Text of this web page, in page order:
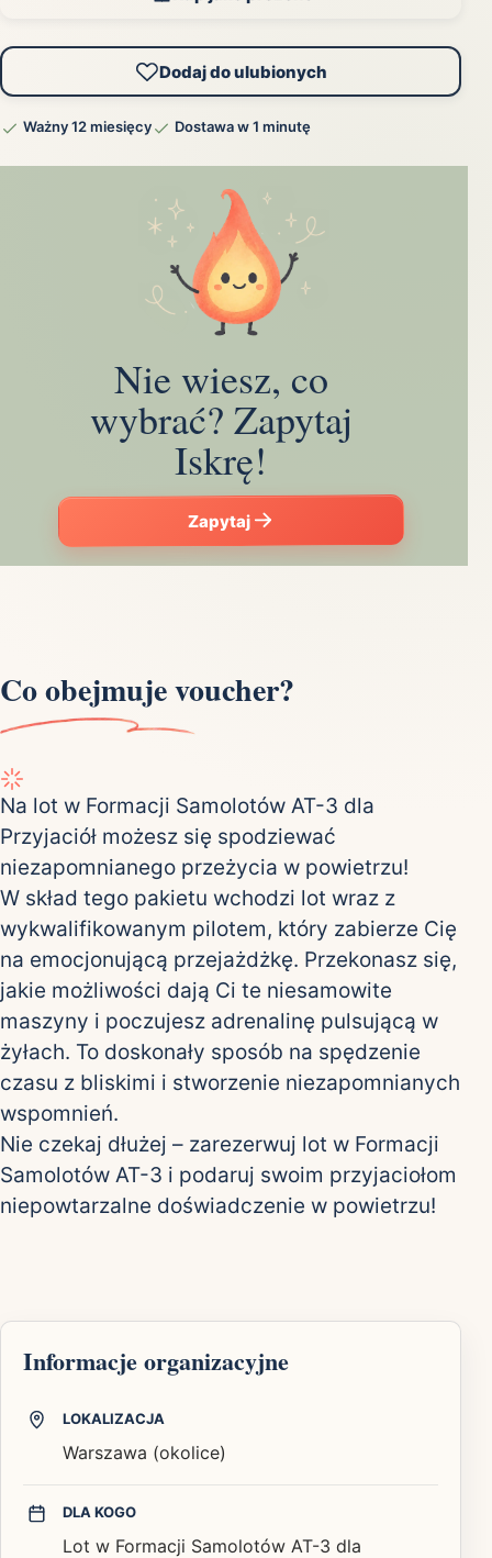
Dodaj do ulubionych
Ważny 12 miesięcy Dostawa w 1 minutę
Nie wiesz, co
wybrać? Zapytaj
Iskrę!
Zapytaj
Co obejmuje voucher?
Na lot w Formacji Samolotów AT-3 dla
Przyjaciół możesz się spodziewać
niezapomnianego przeżycia w powietrzu!
W skład tego pakietu wchodzi lot wraz z
wykwalifikowanym pilotem, który zabierze Cię
na emocjonującą przejażdżkę. Przekonasz się,
jakie możliwości dają Ci te niesamowite
maszyny i poczujesz adrenalinę pulsującą w
żyłach. To doskonały sposób na spędzenie
czasu z bliskimi i stworzenie niezapomnianych
wspomnień.
Nie czekaj dłużej – zarezerwuj lot w Formacji
Samolotów AT-3 i podaruj swoim przyjaciołom
niepowtarzalne doświadczenie w powietrzu!
Informacje organizacyjne
LOKALIZACJA
Warszawa (okolice)
DLA KOGO
Lot w Formacji Samolotów AT-3 dla